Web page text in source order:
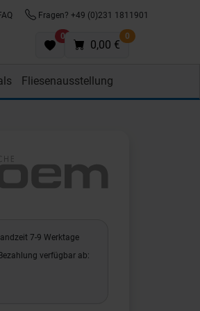
Fragen? +49 (0)231 1811901
0 0
0,00 €
Fliesenausstellung
7-9 Werktage
verfügbar ab: